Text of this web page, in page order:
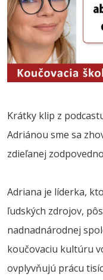
Krátky klip z
Adriánou sme sa
zdieľanej
Adriana je líderka,
ľudských zdrojov,
nadnadnárodnej
koučovaciu kultúru
ovplyvňujú prácu